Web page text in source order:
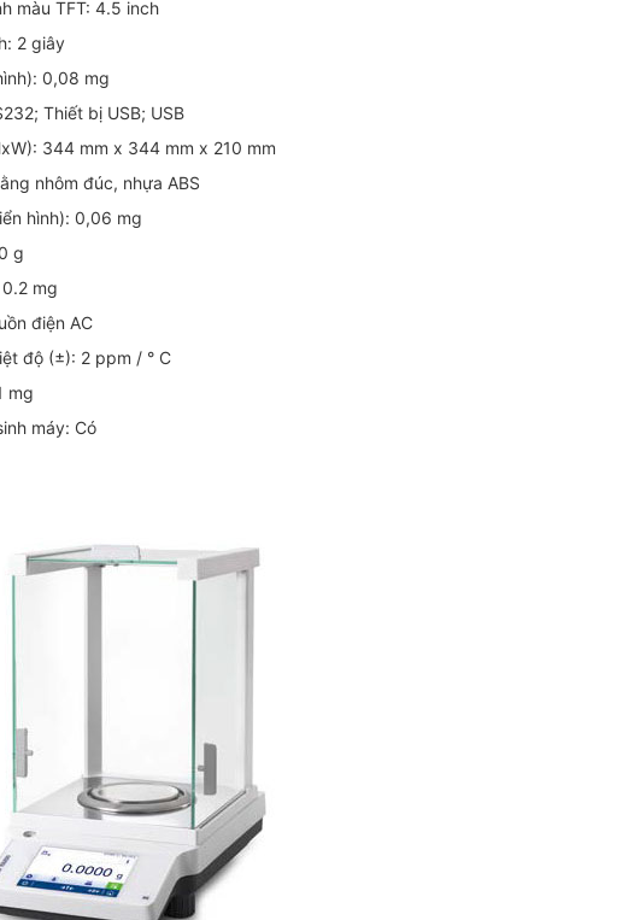
màu TFT: 4.5 inch
2 giây
0,08 mg
Thiết bị USB; USB
344 mm x 344 mm x 210 mm
nhôm đúc, nhựa ABS
hình): 0,06 mg
g
mg
điện AC
độ (±): 2 ppm / ° C
mg
máy: Có